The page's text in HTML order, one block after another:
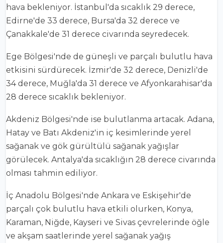
hava bekleniyor. İstanbul'da sıcaklık 29 derece,
Edirne'de 33 derece, Bursa'da 32 derece ve
Çanakkale'de 31 derece civarında seyredecek.
Ege Bölgesi'nde de güneşli ve parçalı bulutlu hava
etkisini sürdürecek. İzmir'de 32 derece, Denizli'de
34 derece, Muğla'da 31 derece ve Afyonkarahisar'da
28 derece sıcaklık bekleniyor.
Akdeniz Bölgesi'nde ise bulutlanma artacak. Adana,
Hatay ve Batı Akdeniz'in iç kesimlerinde yerel
sağanak ve gök gürültülü sağanak yağışlar
görülecek. Antalya'da sıcaklığın 28 derece civarında
olması tahmin ediliyor.
İç Anadolu Bölgesi'nde Ankara ve Eskişehir'de
parçalı çok bulutlu hava etkili olurken, Konya,
Karaman, Niğde, Kayseri ve Sivas çevrelerinde öğle
ve akşam saatlerinde yerel sağanak yağış